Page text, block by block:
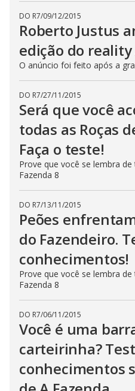
DO R7/09/12/2015
Roberto Justus
edição do reality
O anúncio foi feito após a
DO R7/27/11/2015
Será que você
todas as Roças
Faça o teste!
Prove que você se lembra
Fazenda 8
DO R7/13/11/2015
Peões
do Fazendeiro.
conhecimentos!
Prove que você se lembra
Fazenda 8
DO R7/06/11/2015
Você é uma
carteirinha?
conhecimentos